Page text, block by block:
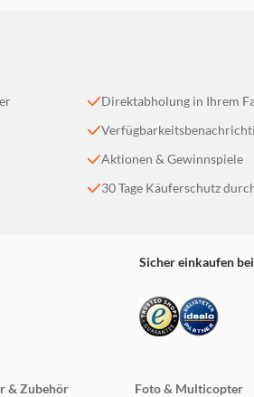
Direktabholung in Ihrem
Aktionen & Gewinnspiele
30 Tage Käuferschutz
Sicher einkaufen
& Zubehör
Foto & Multicopter